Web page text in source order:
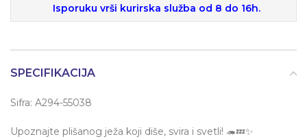
Isporuku vrši kurirska služba od 8 do 16h.
SPECIFIKACIJA
Sifra: A294-55038
Upoznajte plišanog ježa koji diše, svira i svetli! 🦔💤✨